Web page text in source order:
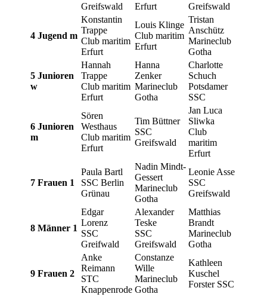
Greifswald
Erfurt
Greifswald
4 Jugend m
Konstantin
Trappe
Club maritim
Erfurt
Louis Klinge
Club maritim
Erfurt
Tristan
Anschütz
Marineclub
Gotha
5 Junioren
w
Hannah
Trappe
Club maritim
Erfurt
Hanna
Zenker
Marineclub
Gotha
Charlotte
Schuch
Potsdamer
SSC
6 Junioren
m
Sören
Westhaus
Club maritim
Erfurt
Tim Büttner
SSC
Greifswald
Jan Luca
Sliwka
Club
maritim
Erfurt
7 Frauen 1
Paula Bartl
SSC Berlin
Grünau
Nadin Mindt-
Gessert
Marineclub
Gotha
Leonie Asse
SSC
Greifswald
8 Männer 1
Edgar
Lorenz
SSC
Greifwald
Alexander
Teske
SSC
Greifswald
Matthias
Brandt
Marineclub
Gotha
9 Frauen 2
Anke
Reimann
STC
Knappenrode
Constanze
Wille
Marineclub
Gotha
Kathleen
Kuschel
Forster SSC